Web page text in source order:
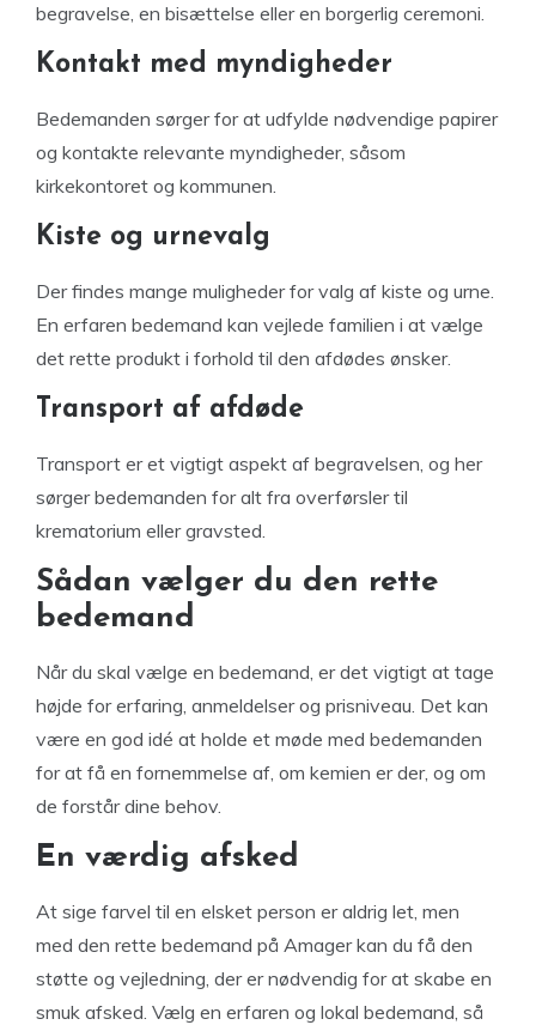
begravelse, en bisættelse eller en borgerlig ceremoni.
Kontakt med myndigheder
Bedemanden sørger for at udfylde nødvendige papirer
og kontakte relevante myndigheder, såsom
kirkekontoret og kommunen.
Kiste og urnevalg
Der findes mange muligheder for valg af kiste og urne.
En erfaren bedemand kan vejlede familien i at vælge
det rette produkt i forhold til den afdødes ønsker.
Transport af afdøde
Transport er et vigtigt aspekt af begravelsen, og her
sørger bedemanden for alt fra overførsler til
krematorium eller gravsted.
Sådan vælger du den rette
bedemand
Når du skal vælge en bedemand, er det vigtigt at tage
højde for erfaring, anmeldelser og prisniveau. Det kan
være en god idé at holde et møde med bedemanden
for at få en fornemmelse af, om kemien er der, og om
de forstår dine behov.
En værdig afsked
At sige farvel til en elsket person er aldrig let, men
med den rette bedemand på Amager kan du få den
støtte og vejledning, der er nødvendig for at skabe en
smuk afsked. Vælg en erfaren og lokal bedemand, så